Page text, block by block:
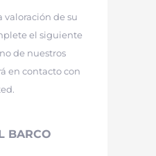
valoración de su
el siguiente
de nuestros
en contacto con
BARCO